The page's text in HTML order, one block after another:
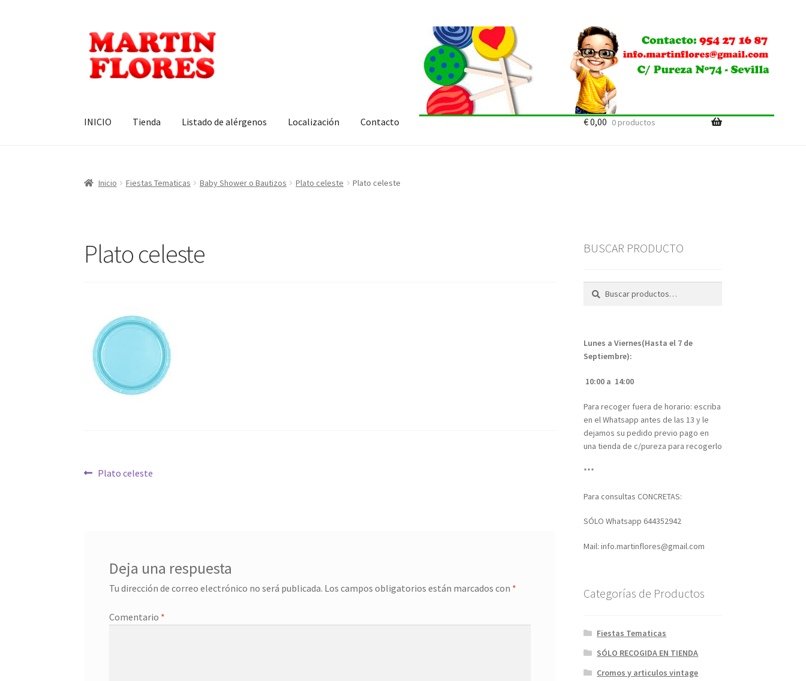
Ir
la
navegación
Ir
al
contenido
INICIO Tienda Listado de alérgenos Localización Contacto €0,00 0 productos
Inicio Fiestas Tematicas Baby Shower o Bautizos Plato celeste Plato celeste
Plato celeste
Navegación
Anterior:
Plato celeste
Deja una respuesta
Tu dirección de correo electrónico no será publicada. Los campos obligatorios están marcados con *
Comentario *
BUSCAR PRODUCTO
Buscar
Buscar
Lunes a Viernes(Hasta el 7 de
Septiembre):
10:00 a 14:00
Para recoger fuera de horario: escriba
en el Whatsapp antes de las 13 y le
dejamos su pedido previo pago en
una tienda de c/pureza para recogerlo
***
Para consultas CONCRETAS:
SÓLO Whatsapp 644352942
Mail: info.martinflores@gmail.com
Categorías de Productos
Fiestas Tematicas
SÓLO RECOGIDA EN TIENDA
Cromos y articulos vintage